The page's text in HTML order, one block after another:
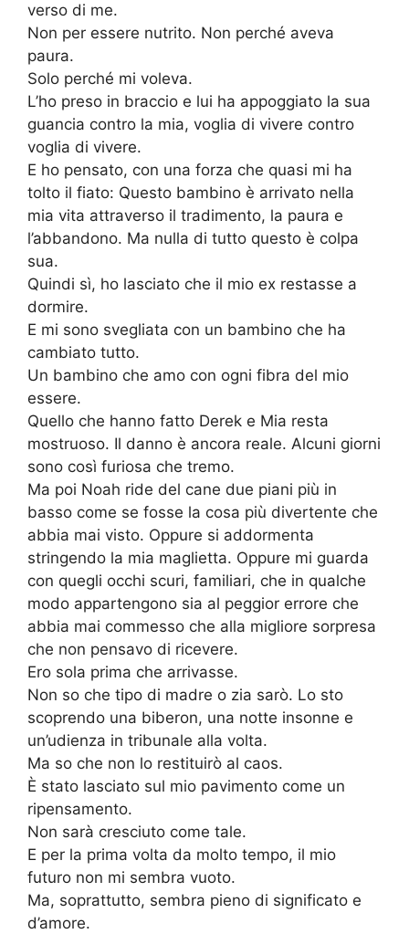
verso di me.
Non per essere nutrito. Non perché aveva
paura.
Solo perché mi voleva.
L’ho preso in braccio e lui ha appoggiato la sua
guancia contro la mia, voglia di vivere contro
voglia di vivere.
E ho pensato, con una forza che quasi mi ha
tolto il fiato: Questo bambino è arrivato nella
mia vita attraverso il tradimento, la paura e
l’abbandono. Ma nulla di tutto questo è colpa
sua.
Quindi sì, ho lasciato che il mio ex restasse a
dormire.
E mi sono svegliata con un bambino che ha
cambiato tutto.
Un bambino che amo con ogni fibra del mio
essere.
Quello che hanno fatto Derek e Mia resta
mostruoso. Il danno è ancora reale. Alcuni giorni
sono così furiosa che tremo.
Ma poi Noah ride del cane due piani più in
basso come se fosse la cosa più divertente che
abbia mai visto. Oppure si addormenta
stringendo la mia maglietta. Oppure mi guarda
con quegli occhi scuri, familiari, che in qualche
modo appartengono sia al peggior errore che
abbia mai commesso che alla migliore sorpresa
che non pensavo di ricevere.
Ero sola prima che arrivasse.
Non so che tipo di madre o zia sarò. Lo sto
scoprendo una biberon, una notte insonne e
un’udienza in tribunale alla volta.
Ma so che non lo restituirò al caos.
È stato lasciato sul mio pavimento come un
ripensamento.
Non sarà cresciuto come tale.
E per la prima volta da molto tempo, il mio
futuro non mi sembra vuoto.
Ma, soprattutto, sembra pieno di significato e
d’amore.